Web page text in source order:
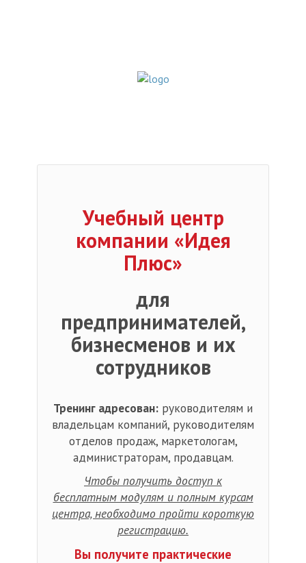
Учебный центр
компании «Идея
Плюс»
для
предпринимателей,
бизнесменов и их
сотрудников
Тренинг адресован: руководителям и
владельцам компаний, руководителям
отделов продаж, маркетологам,
администраторам, продавцам.
Чтобы получить доступ к
бесплатным модулям и полным курсам
центра, необходимо пройти короткую
регистрацию.
Вы получите практические